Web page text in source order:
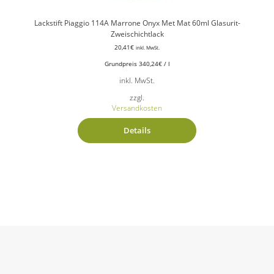
Lackstift Piaggio 114A Marrone Onyx Met Mat 60ml Glasurit-
Zweischichtlack
20,41€ inkl. MwSt.
Grundpreis 340,24€/ l
inkl. MwSt.
zzgl.
Versandkosten
Details